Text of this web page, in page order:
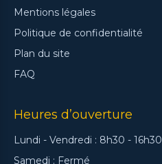
Mentions légales
Politique de confidentialité
Plan du site
FAQ
Heures d’ouverture
Lundi - Vendredi : 8h30 - 16h30
Samedi : Fermé